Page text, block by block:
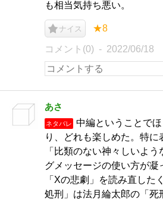
も相当気持ち悪い。
ナイス ★8
コメント(0) 2022/06/18
あさ
ネタバレ
中編ということで
り、どれも楽しめた。特に
「比類のない神々しいよ
グメッセージの使い方が凝
「Xの悲劇」を読み直した
処刑」は法月綸太郎の「死